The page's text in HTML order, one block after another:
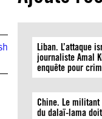
Liban. L’attaque
journaliste Amal
enquête pour
Chine. Le militant
du dalaï-lama